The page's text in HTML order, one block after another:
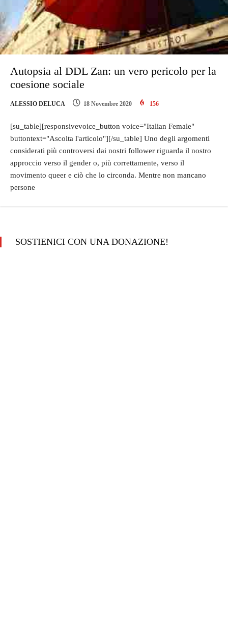
Autopsia al DDL Zan: un vero pericolo per la
coesione sociale
ALESSIO DELUCA 18 Novembre 2020 156
[su_table][responsivevoice_button voice="Italian Female"
buttontext="Ascolta l'articolo"][/su_table] Uno degli argomenti
considerati più controversi dai nostri follower riguarda il nostro
approccio verso il gender o, più correttamente, verso il
movimento queer e ciò che lo circonda. Mentre non mancano
persone
SOSTIENICI CON UNA DONAZIONE!